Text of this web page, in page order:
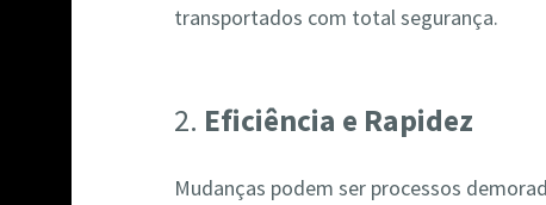
transportados com total segurança.
2. Eficiência e Rapidez
Mudanças podem ser processos